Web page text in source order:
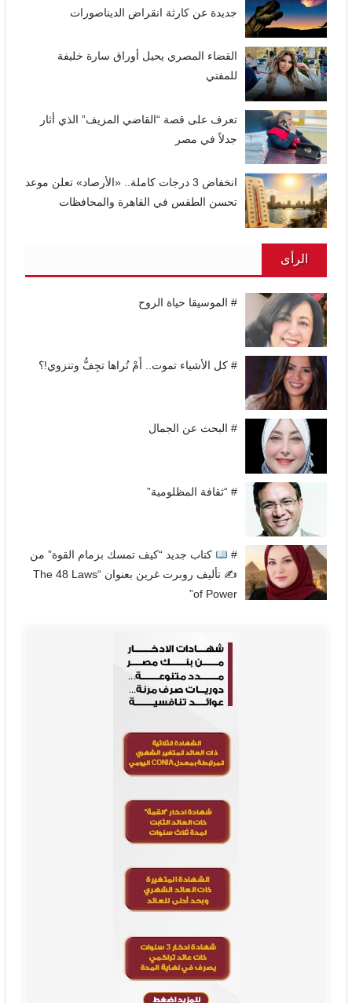
جديدة عن كارثة انقراض الديناصورات
القضاء المصري يحيل أوراق سارة خليفة
للمفتي
تعرف على قصة “القاضي المزيف” الذي أثار
جدلاً في مصر
انخفاض 3 درجات كاملة.. «الأرصاد» تعلن موعد
تحسن الطقس في القاهرة والمحافظات
الرأى
# الموسيقا حياة الروح
# كل الأشياء تموت.. أَمْ تُراها تجِفُّ وتنزوي!؟
# البحث عن الجمال
# “ثقافة المظلومية”
#
كتاب جديد “كيف تمسك بزمام القوة” من
✍
تأليف روبرت غرين بعنوان “The 48 Laws
of Power”